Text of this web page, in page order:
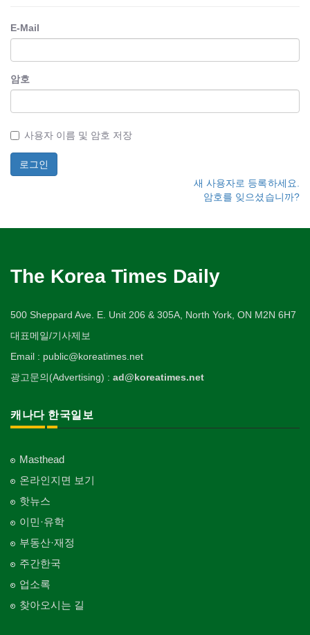
E-Mail
암호
사용자 이름 및 암호 저장
새 사용자로 등록하세요.
암호를 잊으셨습니까?
The Korea Times Daily
500 Sheppard Ave. E. Unit 206 & 305A, North York, ON M2N 6H7
대표메일/기사제보
Email : public@koreatimes.net
광고문의(Advertising) : ad@koreatimes.net
캐나다 한국일보
Masthead
온라인지면 보기
핫뉴스
이민·유학
부동산·재정
주간한국
업소록
찾아오시는 길